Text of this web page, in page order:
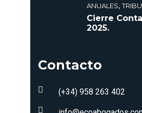
ANUALES,
Cierre
2025.
Contacto
(+34) 958 263 402